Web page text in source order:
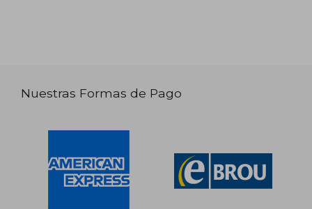
Nuestras Formas de Pago